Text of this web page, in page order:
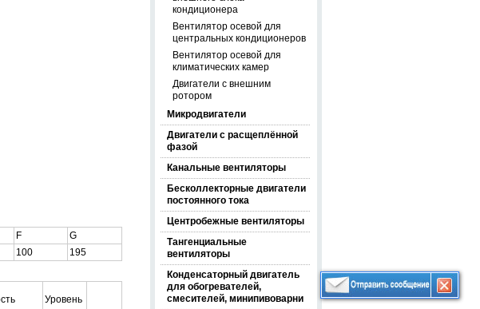
кондиционера
Вентилятор осевой для
центральных кондиционеров
Вентилятор осевой для
климатических камер
Двигатели с внешним
ротором
Микродвигатели
Двигатели с расщеплённой
фазой
Канальные вентиляторы
Бесколлекторные двигатели
постоянного тока
Центробежные вентиляторы
Тангенциальные
вентиляторы
Конденсаторный двигатель
для обогревателей,
смесителей, минипивоварни
F
G
100
195
Уровень